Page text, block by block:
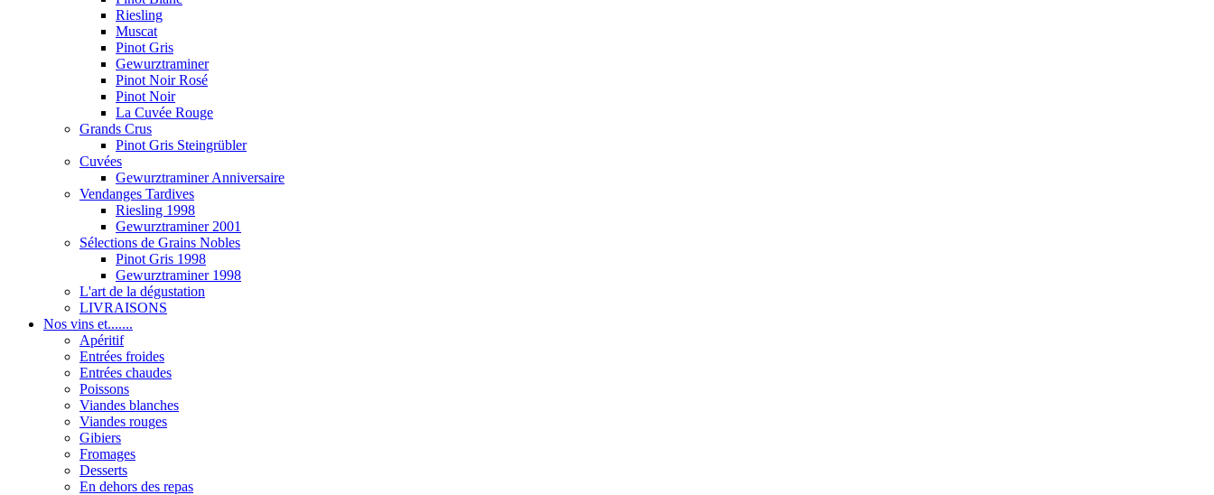
Riesling
Muscat
Pinot Gris
Gewurztraminer
Pinot Noir Rosé
Pinot Noir
La Cuvée Rouge
Grands Crus
Pinot Gris Steingrübler
Cuvées
Gewurztraminer Anniversaire
Vendanges Tardives
Riesling 1998
Gewurztraminer 2001
Sélections de Grains Nobles
Pinot Gris 1998
Gewurztraminer 1998
L'art de la dégustation
LIVRAISONS
Nos vins et.......
Apéritif
Entrées froides
Entrées chaudes
Poissons
Viandes blanches
Viandes rouges
Gibiers
Fromages
Desserts
En dehors des repas